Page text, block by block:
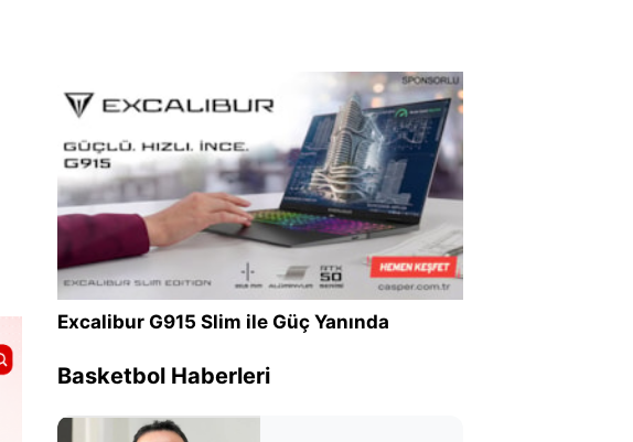
Excalibur G915 Slim ile Güç Yanında
Basketbol Haberleri